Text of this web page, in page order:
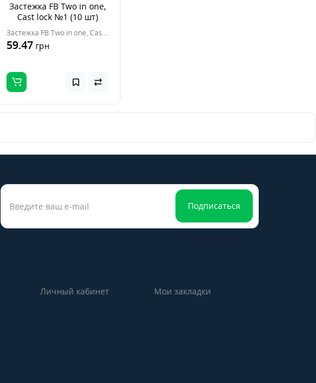
Застежка FB Two in one,
Cast lock №1 (10 шт)
Застежка FB Two in one, Cast lock
59.47 грн
Подписаться
Личный кабинет Мои закладки